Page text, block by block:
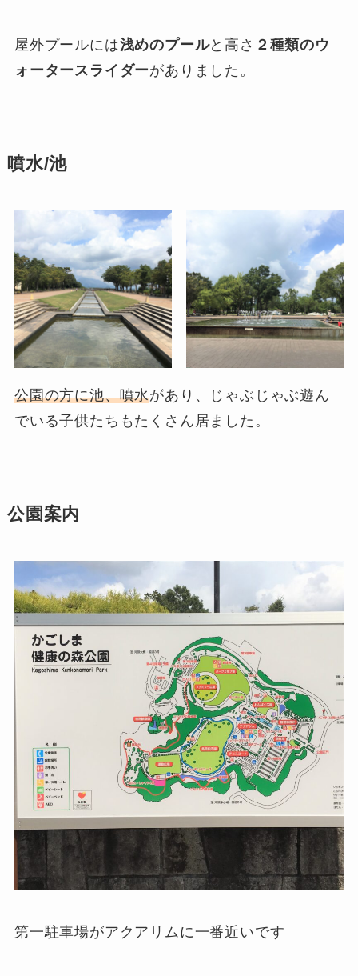
屋外プールには浅めのプールと高さ ２種類のウ
ォータースライダーがありました。
噴水/池
公園の方に池、噴水があり、じゃぶじゃぶ遊ん
でいる子供たちもたくさん居ました。
公園案内
第一駐車場がアクアリムに一番近いです